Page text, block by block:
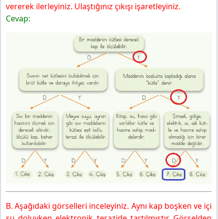
vererek ilerleyiniz. Ulaştığınız çıkışı işaretleyiniz.
Cevap:
B. Aşağıdaki görselleri inceleyiniz. Aynı kap boşken ve içi